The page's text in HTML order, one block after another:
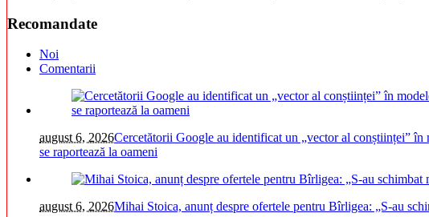
Recomandate
Noi
Comentarii
august 6, 2026Cercetătorii Google au identificat un „vector al conștiinței”
se raportează la oameni
august 6, 2026Mihai Stoica, anunț despre ofertele pentru Bîrligea: „S-au